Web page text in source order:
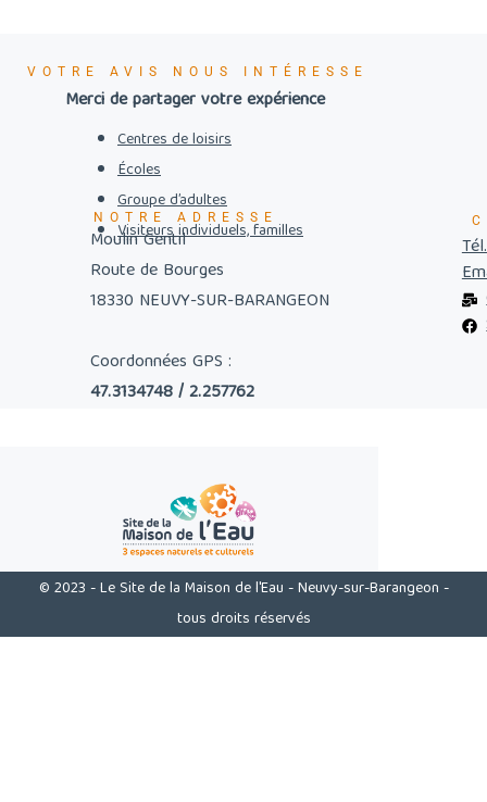
VOTRE AVIS NOUS INTÉRESSE
Merci de partager votre expérience
Centres de loisirs
Écoles
Groupe d’adultes
Visiteurs individuels, familles
NOTRE ADRESSE
Moulin Gentil
Route de Bourges
18330 NEUVY-SUR-BARANGEON
Coordonnées GPS :
47.3134748 / 2.257762
© 2023 - Le Site de la Maison de l'Eau - Neuvy-sur-Barangeon -
tous droits réservés